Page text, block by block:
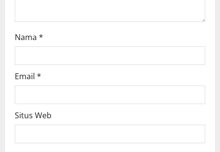
Nama *
Email *
Situs Web